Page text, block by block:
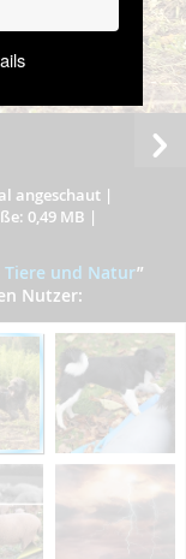
angeschaut|
0,49 MB |
Tiere und Natur”
Nutzer: